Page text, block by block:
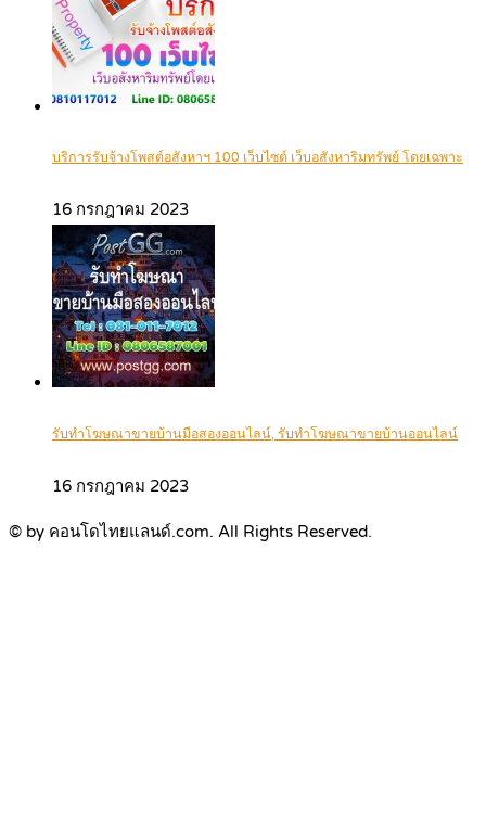
บริการรับจ้างโพสต์อสังหาฯ 100 เว็บไซต์ เว็บอสังหาริมทรัพย์ โดยเฉพาะ
16 กรกฎาคม 2023
รับทำโฆษณาขายบ้านมือสองออนไลน์, รับทำโฆษณาขายบ้านออนไลน์
16 กรกฎาคม 2023
© by คอนโดไทยแลนด์.com. All Rights Reserved.